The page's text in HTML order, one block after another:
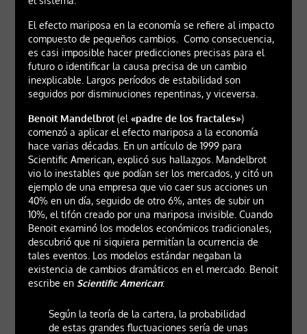
El efecto mariposa en la economía se refiere al impacto
compuesto de pequeños cambios. Como consecuencia,
es casi imposible hacer predicciones precisas para el
futuro o identificar la causa precisa de un cambio
inexplicable. Largos períodos de estabilidad son
seguidos por disminuciones repentinas, y viceversa.
Benoit Mandelbrot(el«padre de los fractales»)
comenzó a aplicar el efecto mariposa a la economía
hace varias décadas. En un artículo de 1999 para
Scientific American, explicó sus hallazgos. Mandelbrot
vio lo inestables que podían ser los mercados, y citó un
ejemplo de una empresa que vio caer sus acciones un
40% en un día, seguido de otro 6%, antes de subir un
10%, el tifón creado por una mariposa invisible. Cuando
Benoit examinó los modelos económicos tradicionales,
descubrió que ni siquiera permitían la ocurrencia de
tales eventos. Los modelos estándar negaban la
existencia de cambios dramáticos en el mercado. Benoit
escribe en Scientific American:
Según la teoría de la cartera, la probabilidad
de estas grandes fluctuaciones sería de unas